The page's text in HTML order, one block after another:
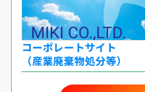
コーポレートサイト
（産業廃棄物処分等）